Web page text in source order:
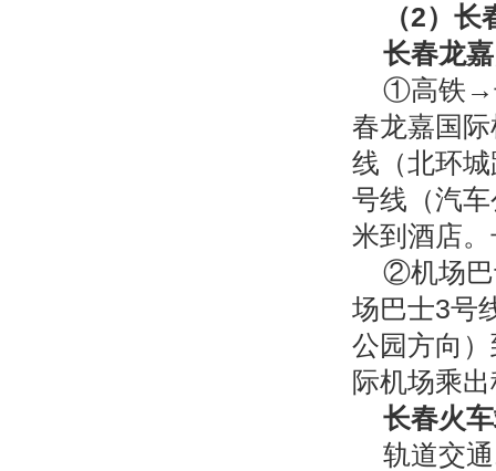
（2）长
长春龙
①高铁→
春龙嘉国
线（北环
号线（汽
米到酒店
②机场巴
场巴士3号
公园方向
际机场乘
长春火
轨道交